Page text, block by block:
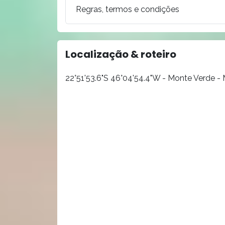
Regras, termos e condições
Localização & roteiro
22°51'53.6"S 46°04'54.4"W - Monte Verde -